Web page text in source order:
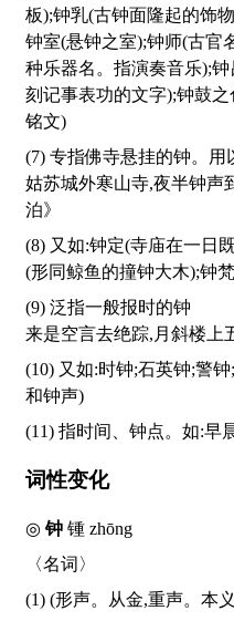
板);钟乳(古钟面隆起的饰
钟室(悬钟之室);钟师(古官
种乐器名。指演奏音乐);
刻记事表功的文字);钟鼓
铭文)
(7) 专指佛寺悬挂的钟。
姑苏城外寒山寺,夜半钟
泊》
(8) 又如:钟定(寺庙在一日既终以后,钟声止息不再敲打);钟鱼
(形同鲸鱼的撞钟大木);钟
(9) 泛指一般报时的钟
来是空言去绝踪,月斜楼上
(10) 又如:时钟;石英钟;警钟;挂钟;摆钟;钟漏(古代报时的漏刻
和钟声)
(11) 指时间、钟点。如:早
词性变化
◎钟 锺 zhōng
〈名词〉
(1) (形声。从金,重声。